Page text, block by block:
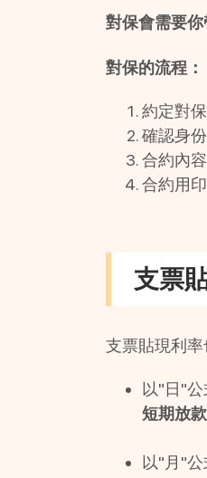
對保會需要你
對保的流程：
約定對
確認身份
合約內
合約用
支票
支票貼現利
以"日"公
短期放
以"月"公